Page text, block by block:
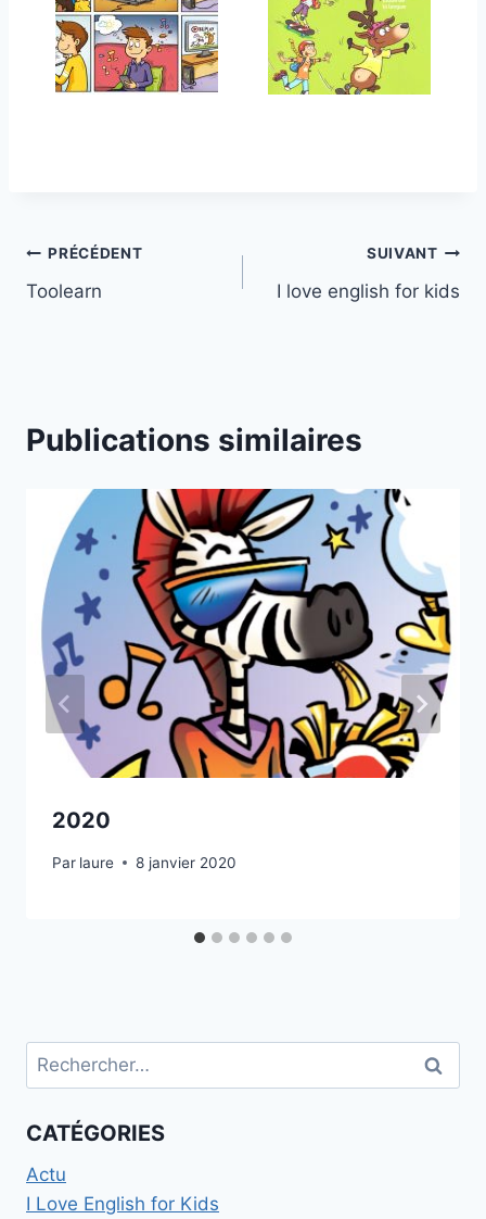
Navigation
de
PRÉCÉDENT
Toolearn
SUIVANT
I love english for kids
Publications similaires
2020
Par laure 8 janvier 2020
Rechercher :
CATÉGORIES
Actu
I Love English for Kids